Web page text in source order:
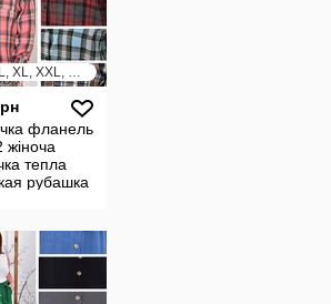
фланель
жіноча
тепла
рубашка